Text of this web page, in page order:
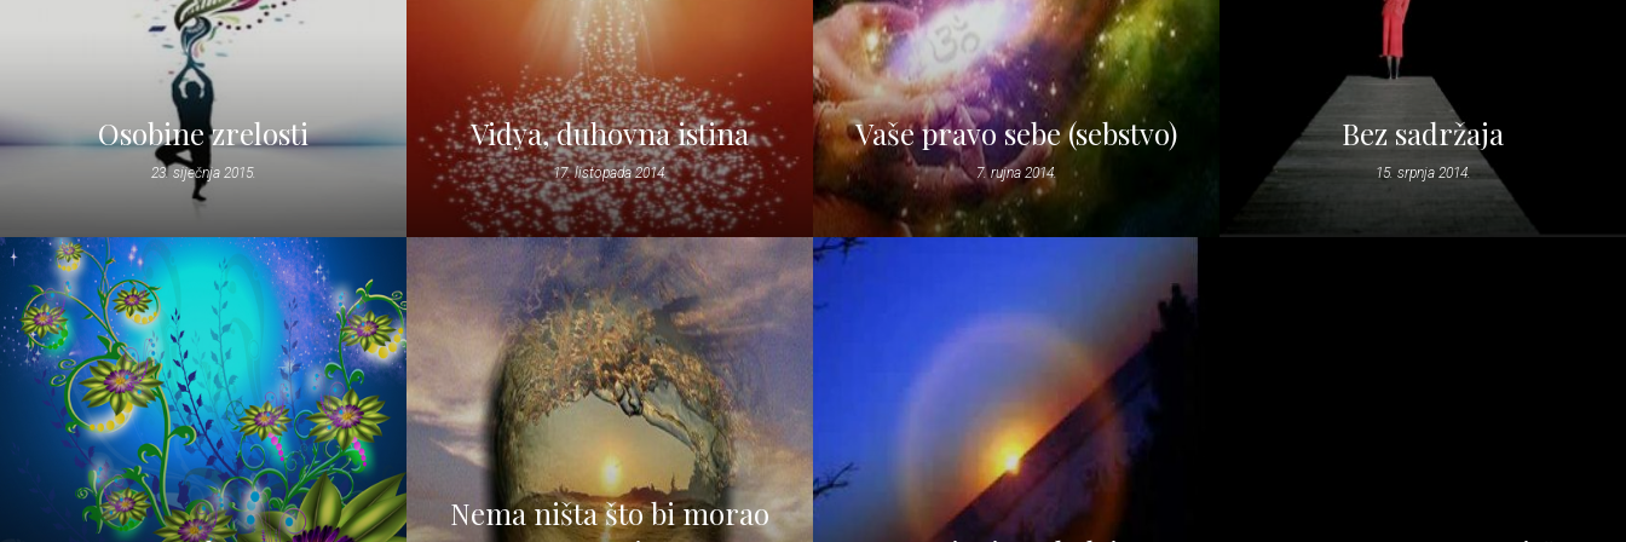
Osobine zrelosti
23. siječnja 2015.
Vidya, duhovna istina
17. listopada 2014.
Vaše pravo sebe (sebstvo)
7. rujna 2014.
Bez sadržaja
15. srpnja 2014.
Nema ništa što bi morao